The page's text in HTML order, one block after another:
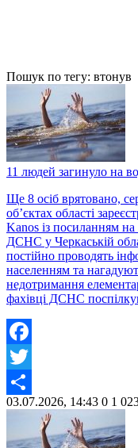
Пошук по тегу: втонув
11 людей загинуло на
Ще 8 осіб врятовано,
об’єктах області
Kanos із посиланням
ДСНС у Черкаській
постійно проводять
населенням та
недотримання
фахівці ДСНС
Facebook
Twitter
Share
03.07.2026, 14:43 0 1